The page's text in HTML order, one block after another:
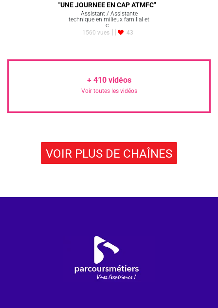
"UNE JOURNEE EN CAP ATMFC"
Assistant / Assistante
technique en milieux familial et
c…
1560 vues
43
+ 410vidéos
Voir toutes les vidéos
VOIR PLUS DE CHAÎNES